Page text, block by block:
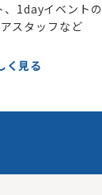
、1dayイベントの
スタッフなど
く見る